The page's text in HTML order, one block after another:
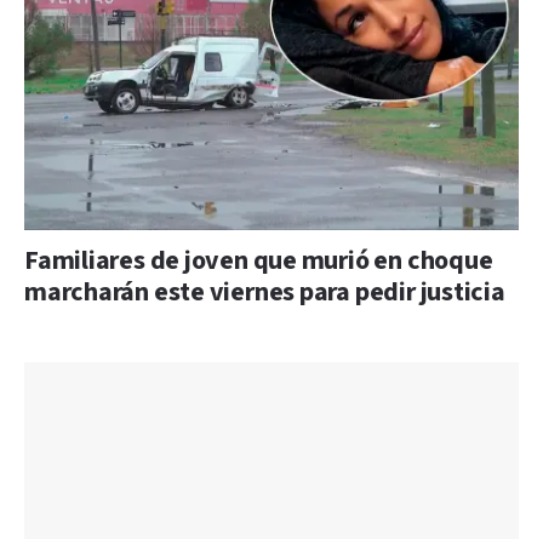
Familiares de joven que murió en choque
marcharán este viernes para pedir justicia